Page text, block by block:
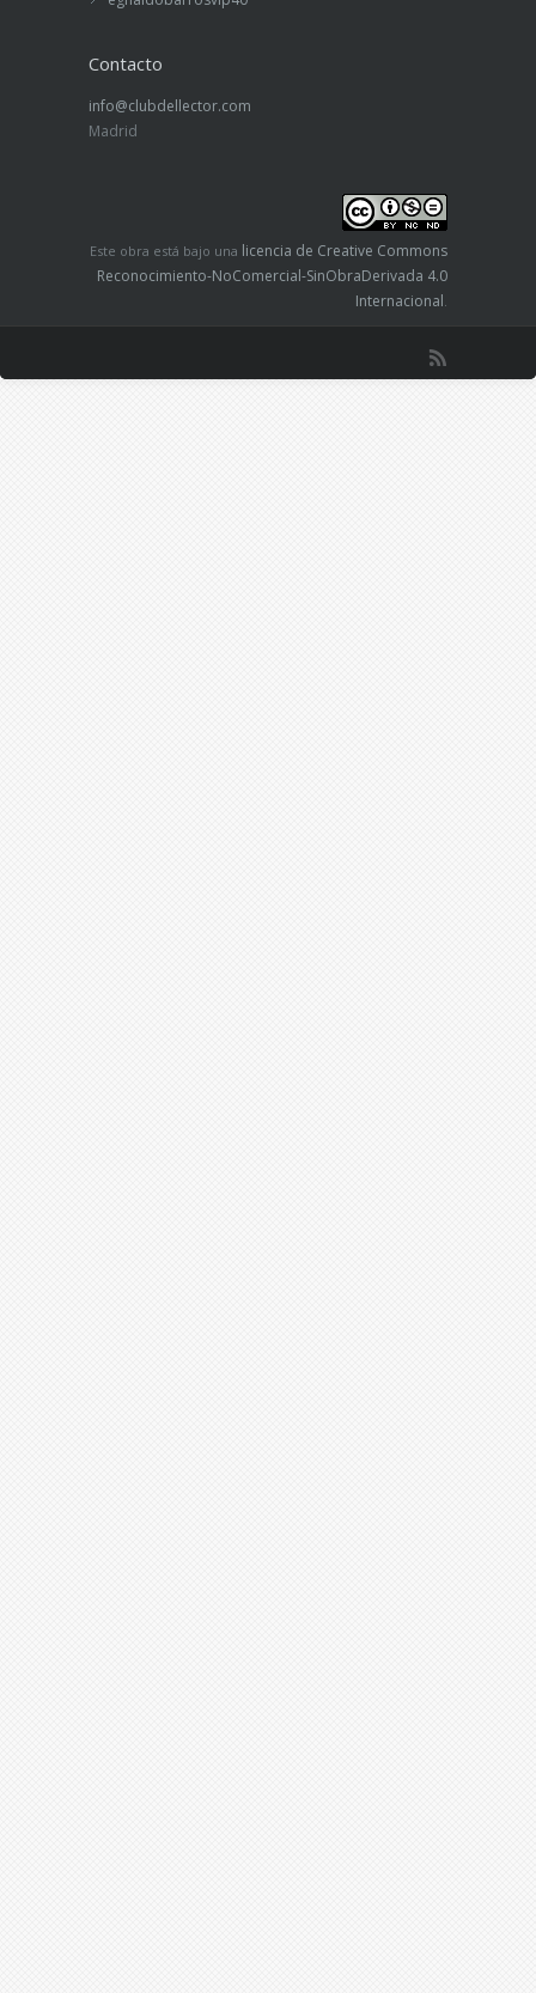
Contacto
info@clubdellector.com
Madrid
Este obra está bajo una licencia de Creative Commons
Reconocimiento-NoComercial-SinObraDerivada 4.0
Internacional